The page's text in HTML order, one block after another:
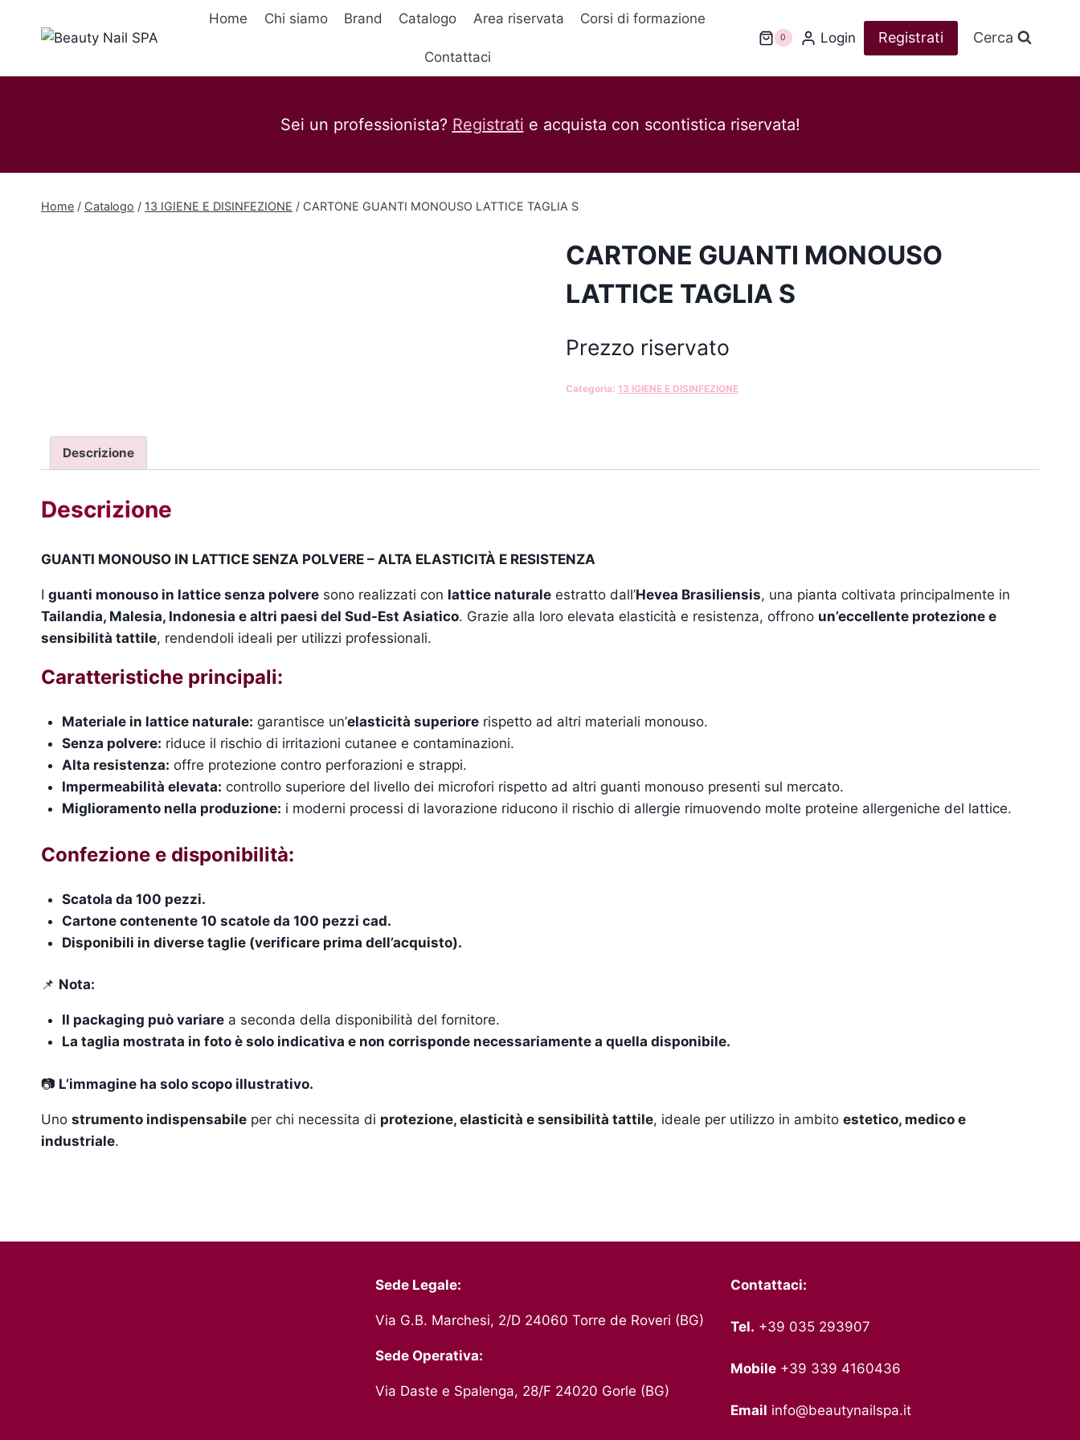
Home Chi siamo Brand Catalogo Area riservata Corsi di formazione
Contattaci
0 Login Registrati Cerca
Sei un professionista? Registrati e acquista con scontistica riservata!
Home / Catalogo / 13 IGIENE E DISINFEZIONE / CARTONE GUANTI MONOUSO LATTICE TAGLIA S
CARTONE GUANTI MONOUSO
LATTICE TAGLIA S
Prezzo riservato
Categoria: 13 IGIENE E DISINFEZIONE
Descrizione
Descrizione
GUANTI MONOUSO IN LATTICE SENZA POLVERE – ALTA ELASTICITÀ E RESISTENZA
I guanti monouso in lattice senza polvere sono realizzati con lattice naturale estratto dall’Hevea Brasiliensis, una pianta coltivata principalmente in
Tailandia, Malesia, Indonesia e altri paesi del Sud-Est Asiatico. Grazie alla loro elevata elasticità e resistenza, offrono un’eccellente protezione e
sensibilità tattile, rendendoli ideali per utilizzi professionali.
Caratteristiche principali:
Materiale in lattice naturale: garantisce un’elasticità superiorerispetto ad altri materiali monouso.
Senza polvere: riduce il rischio di irritazioni cutanee e contaminazioni.
Alta resistenza: offre protezione contro perforazioni e strappi.
Impermeabilità elevata: controllo superiore del livello dei microfori rispetto ad altri guanti monouso presenti sul mercato.
Miglioramento nella produzione: i moderni processi di lavorazione riducono il rischio di allergie rimuovendo molte proteine allergeniche del lattice.
Confezione e disponibilità:
Scatola da 100 pezzi.
Cartone contenente 10 scatole da 100 pezzi cad.
Disponibili in diverse taglie (verificare prima dell’acquisto).
📌 Nota:
Il packaging può variarea seconda della disponibilità del fornitore.
La taglia mostrata in foto è solo indicativa e non corrisponde necessariamente a quella disponibile.
📷 L’immagine ha solo scopo illustrativo.
Uno strumento indispensabile per chi necessita di protezione, elasticità e sensibilità tattile, ideale per utilizzo in ambito estetico, medico e
industriale.
Sede Legale:
Via G.B. Marchesi, 2/D 24060 Torre de Roveri (BG)
Sede Operativa:
Via Daste e Spalenga, 28/F 24020 Gorle (BG)
Contattaci:
Tel. +39 035 293907
Mobile +39 339 4160436
Email info@beautynailspa.it